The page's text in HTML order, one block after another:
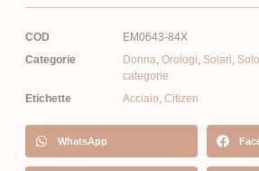
COD
EM0643-84X
Categorie
Donna, Orologi, Solari,
categorie
Etichette
Acciaio, Citizen
WhatsApp